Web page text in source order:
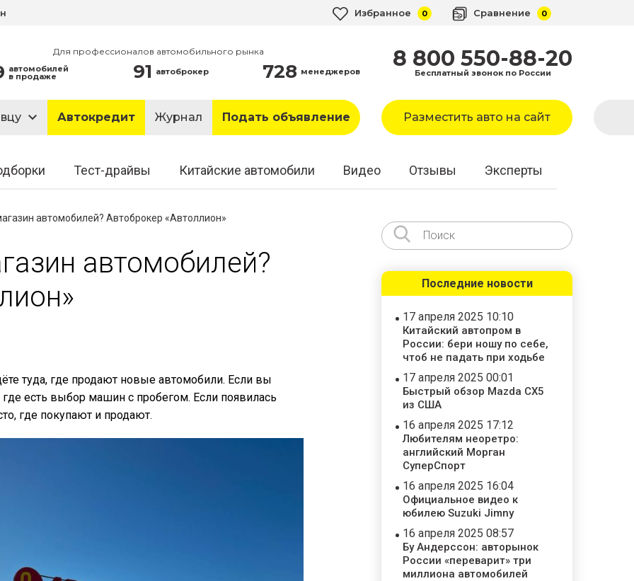
Избранное 0 Сравнение 0
Для профессионалов автомобильного рынка
автомобилей
в продаже 91 автоброкер 728 менеджеров 8 800 550-88-20
Бесплатный звонок по России
Автокредит Журнал Подать объявление Разместить авто на сайт
Тест-драйвы Китайские автомобили Видео Отзывы Эксперты
автомобилей? Автоброкер «Автоллион»
автомобилей?
туда, где продают новые автомобили. Если вы
где есть выбор машин с пробегом. Если появилась
где покупают и продают.
Последние новости
17 апреля 2025 10:10
Китайский автопром в
России: бери ношу по себе,
чтоб не падать при ходьбе
17 апреля 2025 00:01
Быстрый обзор Mazda CX5
из США
16 апреля 2025 17:12
Любителям неоретро:
английский Морган
СуперСпорт
16 апреля 2025 16:04
Официальное видео к
юбилею Suzuki Jimny
16 апреля 2025 08:57
Бу Андерссон: авторынок
России «переварит» три
миллиона автомобилей